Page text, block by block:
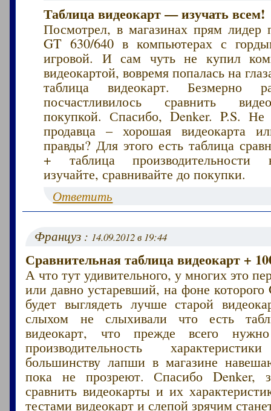
Таблица видеокарт — изучать всем!
Посмотрел, в магазинах прям лидер
GT 630/640 в компьютерах с
игровой. И сам чуть не купил
видеокартой, вовремя попалась на
таблица видеокарт.
посчастливилось сравнить
покупкой. Спасибо, Denker. P.S. Не
продавца – хорошая видеокарта
правды? Для этого есть таблица
+ таблица производительности
изучайте, сравнивайте до покупки.
Ответить
Француз : 14.09.2012 в 19:44
Сравнительная таблица видеокарт +
А что тут удивительного, у многих это
или давно устаревший, на фоне которого
будет выглядеть лучше старой
слыхом не слыхивали что есть
видеокарт, что прежде всего
производительность
большинству лапши в магазине
пока не прозреют. Спасибо Denker,
сравнить видеокарты и их
тестами видеокарт и слепой зрячим